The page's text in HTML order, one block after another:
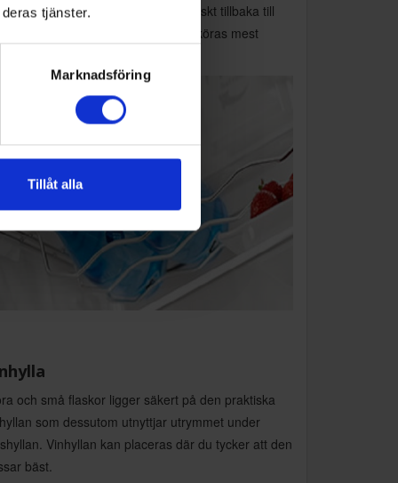
tjänster.
Marknadsföring
Tillåt alla
regleras temperaturen automatiskt tillbaka till
rekommenderade för att därefter köras mest
och små flaskor ligger säkert på den praktiska
som dessutom utnyttjar utrymmet under
Vinhyllan kan placeras där du tycker att den
bäst.